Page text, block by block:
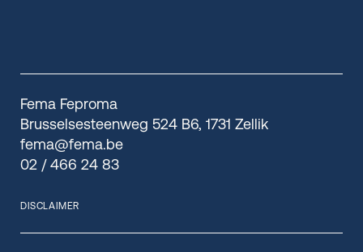
Fema Feproma
Brusselsesteenweg 524 B6, 1731 Zellik
fema@fema.be
02 / 466 24 83
DISCLAIMER